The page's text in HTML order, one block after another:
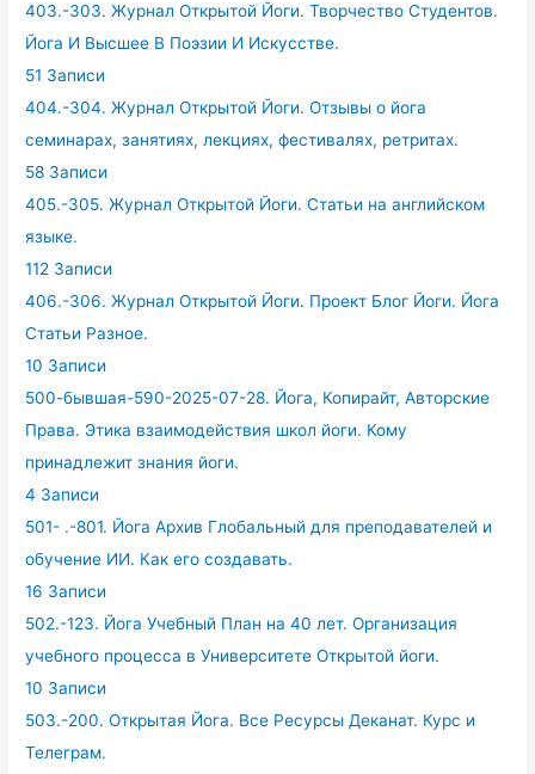
403.-303. Журнал Открытой Йоги. Творчество Студентов.
Йога И Высшее В Поэзии И Искусстве.
51 Записи
404.-304. Журнал Открытой Йоги. Отзывы о йога
семинарах, занятиях, лекциях, фестивалях, ретритах.
58 Записи
405.-305. Журнал Открытой Йоги. Статьи на английском
языке.
112 Записи
406.-306. Журнал Открытой Йоги. Проект Блог Йоги. Йога
Статьи Разное.
10 Записи
500-бывшая-590-2025-07-28. Йога, Копирайт, Авторские
Права. Этика взаимодействия школ йоги. Кому
принадлежит знания йоги.
4 Записи
501- .-801. Йога Архив Глобальный для преподавателей и
обучение ИИ. Как его создавать.
16 Записи
502.-123. Йога Учебный План на 40 лет. Организация
учебного процесса в Университете Открытой йоги.
10 Записи
503.-200. Открытая Йога. Все Ресурсы Деканат. Курс и
Телеграм.